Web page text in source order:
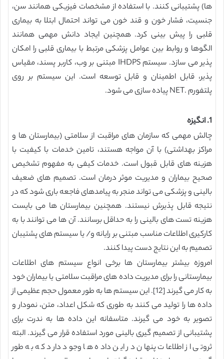
ها) پشتیبانی کنند. با استفاده از مشخصات فیزیکی همانند سن،
جنسیت، فشار خون و قند خون می تواند احتمال ابتلا به بیماری
قلبی را پیش بینی کرد. همچنین ایجاد دانش مهمی همانند
الگوها و روابط بین عوامل پزشکی مرتبط با بیماری قلبی را امکان
پذیر می سازد. سیستم IHDPS مبتنی بر وب، کاربر پسند، مقیاس
پذیر، قابل اطمینان و قابل توسعه است. این سیستم بر روی
پلتفورم .NET پیاده سازی می شود.
1. انگیزه
چالش مهمی که سازمان های مراقبت از سلامتی (بیمارستان ها و
مراکز بهداشتی) با آن مواجه هستند، تامین خدمات با کیفیت با
هزینه های قابل قبول است. خدمات کیفی به مفهوم تشخیص
صحیح بیماران و مدیریت موثر درمان است. تصمیم های ضعیف
بالینی و پزشکی می تواند منجر به پیامدهای فاجعه باری شود که در
نتیجه قابل پذیرش نیستند. همچنین بیمارستان ها می بایست
هزینه تست های بالینی را به حداقل برسانند. آن ها می توانند با به
کارکیری اطلاعات مناسب مبتنی بر رایانه و/ یا سیستم های پشتیبان
تصمیم به این نتایج دست پیدا کنند.
امروزه بیشتر بیمارستان ها برخی انواع سیستم های اطلاعات
بیمارستانی را برای مدیریت داده های مراقبت سلامتی یا بیماران خود
به کار می گیرند [12]. این سیستم ها به طور معمول حجم عظیمی از
داده ها را تولید می کنند به طوری که شکل اعداد، متن، نمودار و
تصویر به خود می گیرند. متاسفانه این داده ها به ندرت برای
پشتیبانی از تصمیم گیری بالینی مورد استفاده قرار می گیرند. البته
ثروتی از اطلاعات پنهان در این داده ها وجود دارد که به طور